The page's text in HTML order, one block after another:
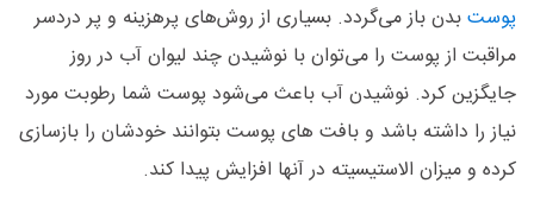
پوستبدن باز می‌گردد. بسیاری از روش‌های پرهزینه و پر دردسر
مراقبت از پوست را می‌توان با نوشیدن چند لیوان آب در روز
جایگزین کرد. نوشیدن آب باعث می‌شود پوست شما رطوبت مورد
نیاز را داشته باشد و بافت های پوست بتوانند خودشان را بازسازی
کرده و میزان الاستیسیته در آنها افزایش پیدا کند.